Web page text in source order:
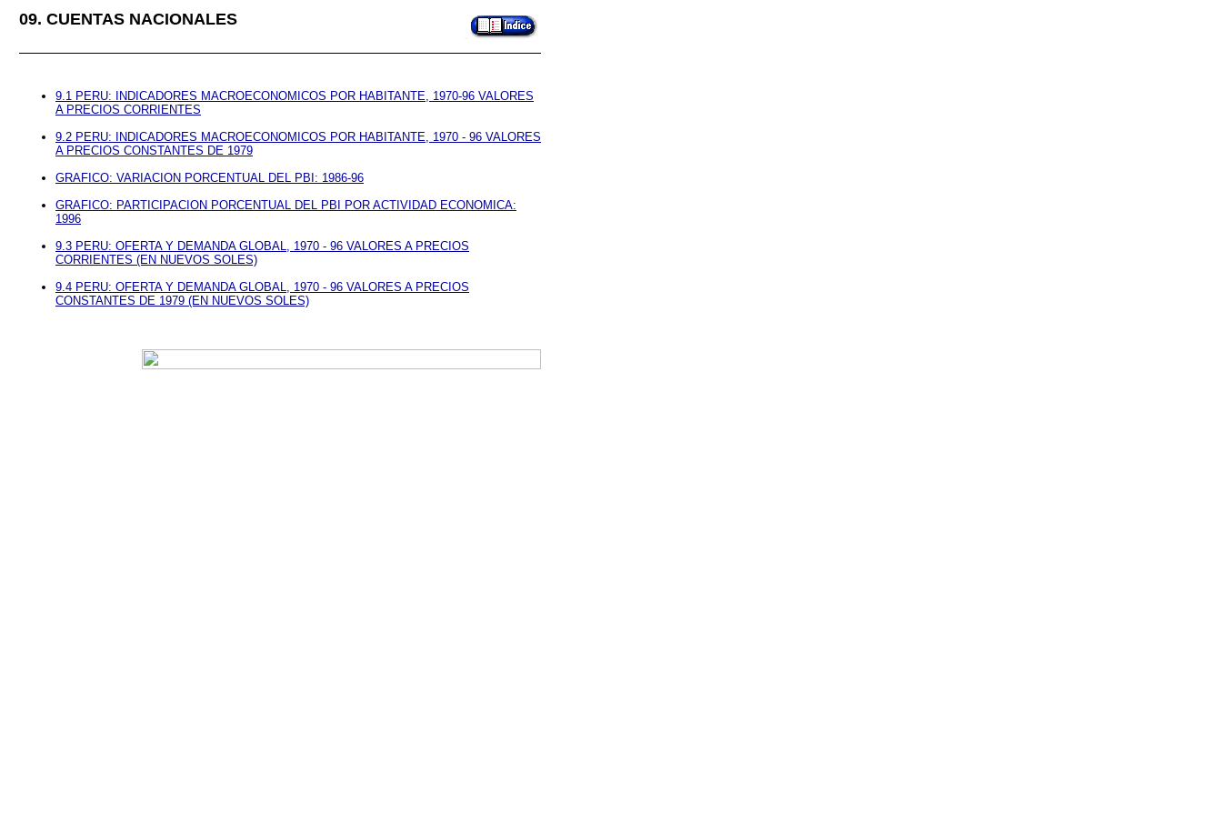
09. CUENTAS NACIONALES
9.1 PERU: INDICADORES MACROECONOMICOS POR HABITANTE, 1970-96 VALORES
A PRECIOS CORRIENTES
9.2 PERU: INDICADORES MACROECONOMICOS POR HABITANTE, 1970 - 96 VALORES
A PRECIOS CONSTANTES DE 1979
GRAFICO: VARIACION PORCENTUAL DEL PBI: 1986-96
GRAFICO: PARTICIPACION PORCENTUAL DEL PBI POR ACTIVIDAD ECONOMICA:
1996
9.3 PERU: OFERTA Y DEMANDA GLOBAL, 1970 - 96 VALORES A PRECIOS
CORRIENTES (EN NUEVOS SOLES)
9.4 PERU: OFERTA Y DEMANDA GLOBAL, 1970 - 96 VALORES A PRECIOS
CONSTANTES DE 1979 (EN NUEVOS SOLES)